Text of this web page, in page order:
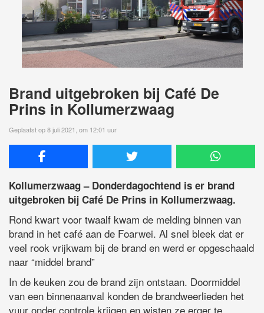
Brand uitgebroken bij Café De
Prins in Kollumerzwaag
Geplaatst op 8 juli 2021, om 12:01 uur
Kollumerzwaag – Donderdagochtend is er brand
uitgebroken bij Café De Prins in Kollumerzwaag.
Rond kwart voor twaalf kwam de melding binnen van
brand in het café aan de Foarwei. Al snel bleek dat er
veel rook vrijkwam bij de brand en werd er opgeschaald
naar “middel brand”
In de keuken zou de brand zijn ontstaan. Doormiddel
van een binnenaanval konden de brandweerlieden het
vuur onder controle krijgen en wisten ze erger te